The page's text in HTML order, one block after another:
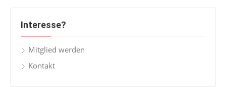
Interesse?
Mitglied werden
Kontakt